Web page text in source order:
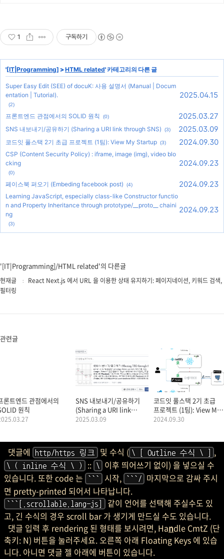
1 구독하기
'[IT|Programming] >HTML related' 카테고리의 다른 글
Super Easy Edit (SEE) of docuK: 사용 설명서 (Manual | Docum
entation | Tutorial).
(2)
2025.04.15
프론트엔드 관점에서의 SOLID 원칙 (0) 2025.03.27
SNS 내보내기/공유하기 (Sharing a URI link through SNS) (3) 2025.03.09
코드잇 풀스택 2기 초급 프로젝트 (1팀): View My Startup (3) 2024.09.30
CSP (Content Security Policy) : iframe, image (img), video blo
cking
(0)
2024.09.23
페이스북 퍼오기 (Embeding facebook post) (4) 2024.09.23
Learning JavaScript, especially class-like Constructor functio
n and Property Inheritance through prototype/__proto__ chaini
ng
(3)
2024.09.23
'[IT|Programming]/HTML related'의 다른글
현재글
React Next.js 에서 URL 을 이용한 상태 유지하기: 페이지네이션, 키워드 검색,
필터링
관련글
론트엔드 관점에서의
원칙
SNS 내보내기/공유하기
(Sharing a URI link
through SNS)
2025.03.09
코드잇 풀스택 2기 초급
프로젝트 (1팀): View My
Startup
2024.09.30
댓글에 http/https 링크 및 수식 ( \ [ Outline 수식 \ ] ,
\ ( inline 수식 \ ) :: \
이후 띄어쓰기 없이) 을 넣으실 수
있습니다. 또한 code 는
``` 시작, ```/
마지막으로 감싸 주시
면 pretty-printed 되어서 나타납니다.
```[.scrollable.lang-js]
같이 언어를 선택해 주실수도 있
고, 긴 수식의 경우 scroll bar 가 생기게 만드실 수도 있습니다.
댓글 입력 후 rendering 된 형태를 보시려면, Handle CmtZ (단
축키: N) 버튼을 눌러주세요. 오른쪽 아래 Floating Keys 에 있습
니다. 아니면 댓글 젤 아래에 버튼이 있습니다.